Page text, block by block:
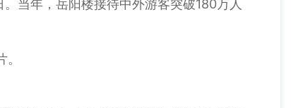
当年，岳阳楼接待中外游客突破180万人